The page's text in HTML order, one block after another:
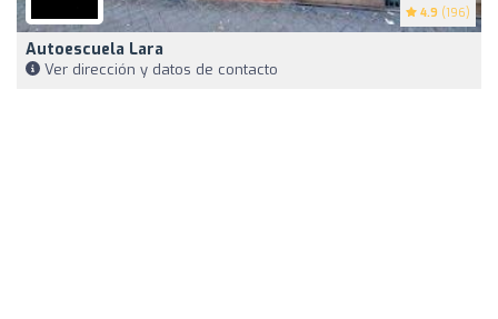
4.9 (196)
Autoescuela Lara
Ver dirección y datos de contacto